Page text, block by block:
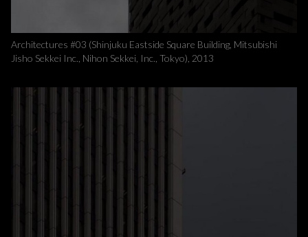
Architectures #03 (Shinjuku Eastside Square Building, Mitsubishi
Jisho Sekkei Inc., Nihon Sekkei, Inc., Tokyo), 2013